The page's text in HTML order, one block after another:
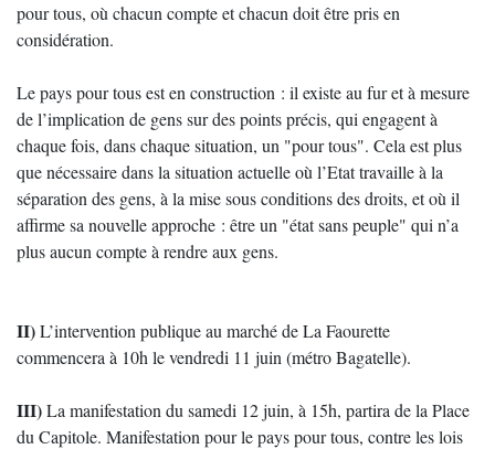
pour tous, où chacun compte et chacun doit être pris en
considération.
Le pays pour tous est en construction : il existe au fur et à mesure
de l’implication de gens sur des points précis, qui engagent à
chaque fois, dans chaque situation, un "pour tous". Cela est plus
que nécessaire dans la situation actuelle où l’Etat travaille à la
séparation des gens, à la mise sous conditions des droits, et où il
affirme sa nouvelle approche : être un "état sans peuple" qui n’a
plus aucun compte à rendre aux gens.
II)L’intervention publique au marché de La Faourette
commencera à 10h le vendredi 11 juin (métro Bagatelle).
III)La manifestation du samedi 12 juin, à 15h, partira de la Place
du Capitole. Manifestation pour le pays pour tous, contre les lois